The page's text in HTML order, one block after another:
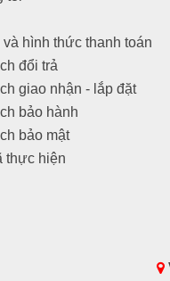
và hình thức thanh toán
đổi trả
giao nhận - lắp đặt
bảo hành
bảo mật
thực hiện